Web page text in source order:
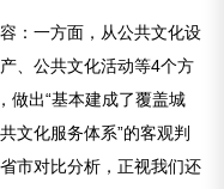
：一方面，从公共文化设
、公共文化活动等4个方
做出“基本建成了覆盖城
文化服务体系”的客观判
市对比分析，正视我们还